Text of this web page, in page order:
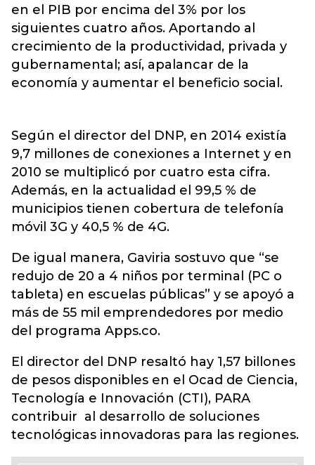
en el PIB por encima del 3% por los
siguientes cuatro años. Aportando al
crecimiento de la productividad, privada y
gubernamental; así, apalancar de la
economía y aumentar el beneficio social.
Según el director del DNP, en 2014 existía
9,7 millones de conexiones a Internet y en
2010 se multiplicó por cuatro esta cifra.
Además, en la actualidad el 99,5 % de
municipios tienen cobertura de telefonía
móvil 3G y 40,5 % de 4G.
De igual manera, Gaviria sostuvo que “se
redujo de 20 a 4 niños por terminal (PC o
tableta) en escuelas públicas” y se apoyó a
más de 55 mil emprendedores por medio
del programa Apps.co.
El director del DNP resaltó hay 1,57 billones
de pesos disponibles en el Ocad de Ciencia,
Tecnología e Innovación (CTI), PARA
contribuir al desarrollo de soluciones
tecnológicas innovadoras para las regiones.